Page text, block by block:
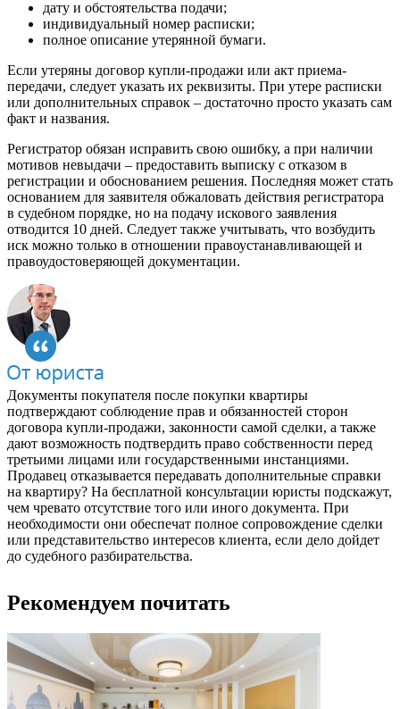
дату и обстоятельства подачи;
индивидуальный номер расписки;
полное описание утерянной бумаги.
Если утеряны договор купли-продажи или акт приема-
передачи, следует указать их реквизиты. При утере расписки
или дополнительных справок – достаточно просто указать сам
факт и названия.
Регистратор обязан исправить свою ошибку, а при наличии
мотивов невыдачи – предоставить выписку с отказом в
регистрации и обоснованием решения. Последняя может стать
основанием для заявителя обжаловать действия регистратора
в судебном порядке, но на подачу искового заявления
отводится 10 дней. Следует также учитывать, что возбудить
иск можно только в отношении правоустанавливающей и
правоудостоверяющей документации.
Документы покупателя после покупки квартиры
подтверждают соблюдение прав и обязанностей сторон
договора купли-продажи, законности самой сделки, а также
дают возможность подтвердить право собственности перед
третьими лицами или государственными инстанциями.
Продавец отказывается передавать дополнительные справки
на квартиру? На бесплатной консультации юристы подскажут,
чем чревато отсутствие того или иного документа. При
необходимости они обеспечат полное сопровождение сделки
или представительство интересов клиента, если дело дойдет
до судебного разбирательства.
Рекомендуем почитать